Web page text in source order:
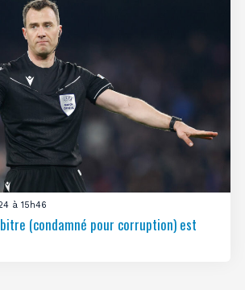
à 15h46
(condamné pour corruption) est